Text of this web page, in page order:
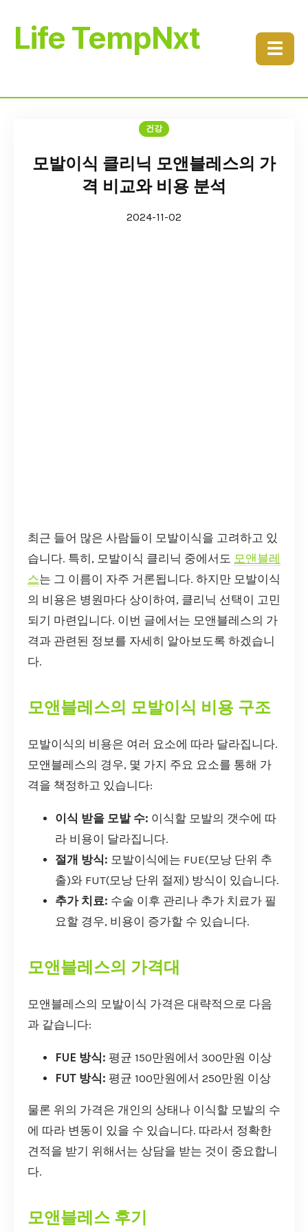
Life TempNxt ☰
건강
모발이식 클리닉 모앤블레스의 가
격 비교와 비용 분석
2024-11-02
최근 들어 많은 사람들이 모발이식을 고려하고 있
습니다. 특히, 모발이식 클리닉 중에서도 모앤블레
스는 그 이름이 자주 거론됩니다. 하지만 모발이식
의 비용은 병원마다 상이하여, 클리닉 선택이 고민
되기 마련입니다. 이번 글에서는 모앤블레스의 가
격과 관련된 정보를 자세히 알아보도록 하겠습니
다.
모앤블레스의 모발이식 비용 구조
모발이식의 비용은 여러 요소에 따라 달라집니다.
모앤블레스의 경우, 몇 가지 주요 요소를 통해 가
격을 책정하고 있습니다:
이식 받을 모발 수: 이식할 모발의 갯수에 따
라 비용이 달라집니다.
절개 방식: 모발이식에는 FUE(모낭 단위 추
출)와 FUT(모낭 단위 절제) 방식이 있습니다.
추가 치료: 수술 이후 관리나 추가 치료가 필
요할 경우, 비용이 증가할 수 있습니다.
모앤블레스의 가격대
모앤블레스의 모발이식 가격은 대략적으로 다음
과 같습니다:
FUE 방식: 평균 150만원에서 300만원 이상
FUT 방식: 평균 100만원에서 250만원 이상
물론 위의 가격은 개인의 상태나 이식할 모발의 수
에 따라 변동이 있을 수 있습니다. 따라서 정확한
견적을 받기 위해서는 상담을 받는 것이 중요합니
다.
모앤블레스 후기